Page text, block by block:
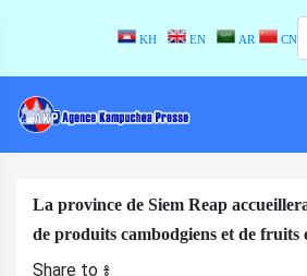
KH EN AR CN
La province de Siem Reap
de produits cambodgiens et de fruits
Share to ៖​